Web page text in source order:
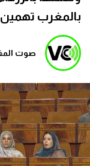
بالمغرب
صوت